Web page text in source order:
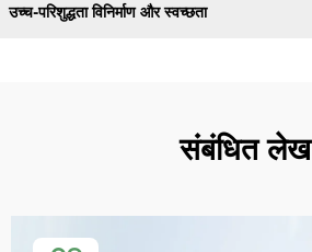
उच्च-परिशुद्धता विनिर्माण और स्वच्छता
संबंधित लेख